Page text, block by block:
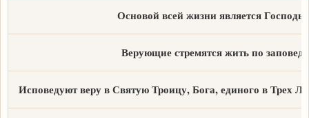
Основой всей жизни является Господь
Верующие стремятся жить по
Исповедуют веру в Святую Троицу, Бога, единого в Трех